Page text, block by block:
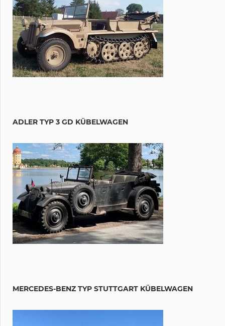
ADLER TYP 3 GD KÜBELWAGEN
MERCEDES-BENZ TYP STUTTGART KÜBELWAGEN